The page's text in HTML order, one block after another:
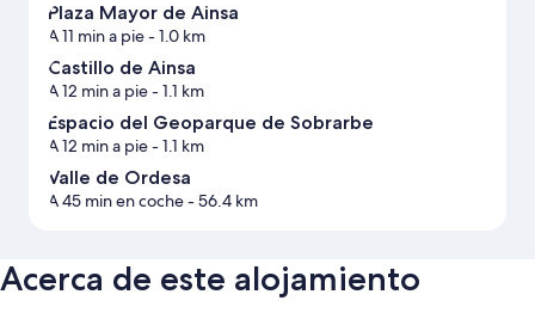
Plaza Mayor de Ainsa
A 11 min a pie- 1.0 km
Castillo de Ainsa
A 12 min a pie- 1.1 km
Espacio del Geoparque de Sobrarbe
A 12 min a pie- 1.1 km
Valle de Ordesa
A 45 min en coche- 56.4 km
Acerca de este alojamiento